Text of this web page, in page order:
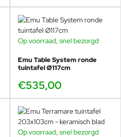
je ze bij langdurige regen
Zo blijft de poef elk seizoen
(staal)
loungebank (staal)
loungebank (staal)
(staal)
loungestoel
2-zits loungebank
Op voorraad, snel bezorgd
Emu Table System ronde
tuintafel Ø117cm
€535,00
Op voorraad, snel bezorgd